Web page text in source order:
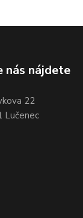
nás nájdete
22
Lučenec